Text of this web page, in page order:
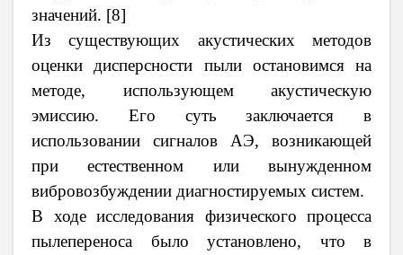
значений. [8]
Из существующих акустических методов
оценки дисперсности пыли остановимся на
методе, использующем акустическую
эмиссию. Его суть заключается в
использовании сигналов АЭ, возникающей
при естественном или вынужденном
вибровозбуждении диагностируемых систем.
В ходе исследования физического процесса
пылепереноса было установлено, что в